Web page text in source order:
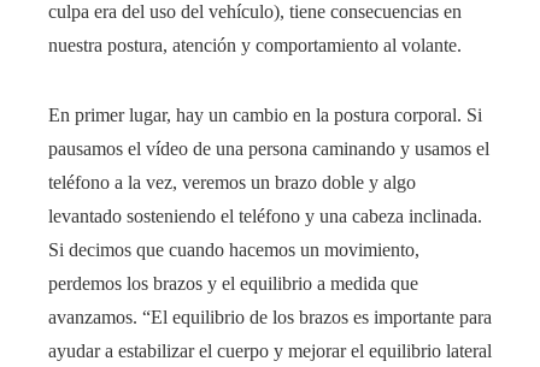
culpa era del uso del vehículo), tiene consecuencias en
nuestra postura, atención y comportamiento al volante.
En primer lugar, hay un cambio en la postura corporal. Si
pausamos el vídeo de una persona caminando y usamos el
teléfono a la vez, veremos un brazo doble y algo
levantado sosteniendo el teléfono y una cabeza inclinada.
Si decimos que cuando hacemos un movimiento,
perdemos los brazos y el equilibrio a medida que
avanzamos. “El equilibrio de los brazos es importante para
ayudar a estabilizar el cuerpo y mejorar el equilibrio lateral